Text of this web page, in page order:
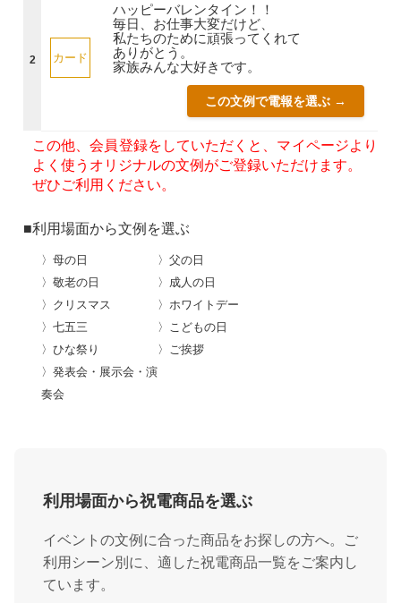
2 カード
ハッピーバレンタイン！！
毎日、お仕事大変だけど、
私たちのために頑張ってくれて
ありがとう。
家族みんな大好きです。
この文例で電報を選ぶ →
この他、会員登録をしていただくと、マイページより
よく使うオリジナルの文例がご登録いただけます。
ぜひご利用ください。
■利用場面から文例を選ぶ
〉母の日
〉父の日
〉敬老の日
〉成人の日
〉クリスマス
〉ホワイトデー
〉七五三
〉こどもの日
〉ひな祭り
〉ご挨拶
〉発表会・展示会・演
奏会
利用場面から祝電商品を選ぶ
イベントの文例に合った商品をお探しの方へ。ご
利用シーン別に、適した祝電商品一覧をご案内し
ています。